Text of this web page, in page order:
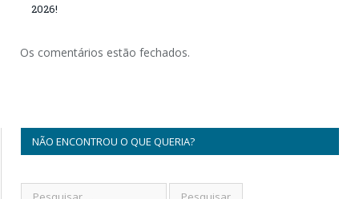
2026!
Os comentários estão fechados.
NÃO ENCONTROU O QUE QUERIA?